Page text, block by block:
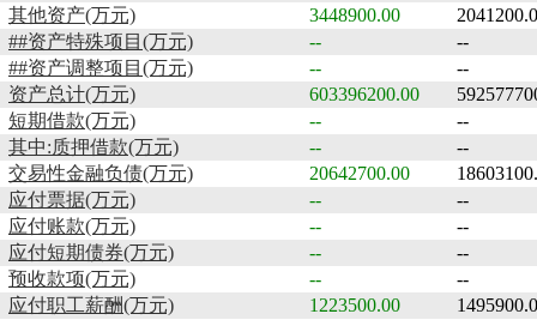
其他资产(万元)
3448900.00
##资产特殊项目(万元)
--
--
##资产调整项目(万元)
--
--
资产总计(万元)
603396200.00
短期借款(万元)
--
--
其中:质押借款(万元)
--
--
交易性金融负债(万元)
20642700.00
应付票据(万元)
--
--
应付账款(万元)
--
--
应付短期债券(万元)
--
--
预收款项(万元)
--
--
应付职工薪酬(万元)
1223500.00